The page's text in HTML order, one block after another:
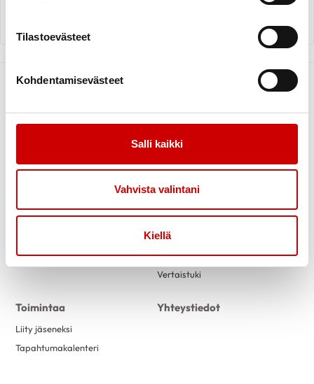
Tilastoevästeet
Kohdentamisevästeet
Salli kaikki
Vahvista valintani
Kiellä
Link to facebook
Link to twitterLink to instagram
Uutiset
Tukea
Kuntoutus
Vertaistuki
Toimintaa
Liity jäseneksi
Tapahtumakalenteri
Yhteystiedot